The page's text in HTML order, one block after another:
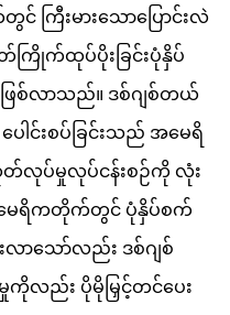
တွင် ကြီးမားသောပြောင်းလဲ
တ်ကြိုက်ထုပ်ပိုးခြင်းပုံနှိပ်
ဖြစ်လာသည်။ ဒစ်ဂျစ်တယ်
ါင်းစပ်ခြင်းသည် အမေရိ
တ်လုပ်မှုလုပ်ငန်းစဉ်ကို လုံး
မေရိကတိုက်တွင် ပုံနှိပ်စက်
လာသော်လည်း ဒစ်ဂျစ်
လည်း ပိုမိုမြှင့်တင်ပေး